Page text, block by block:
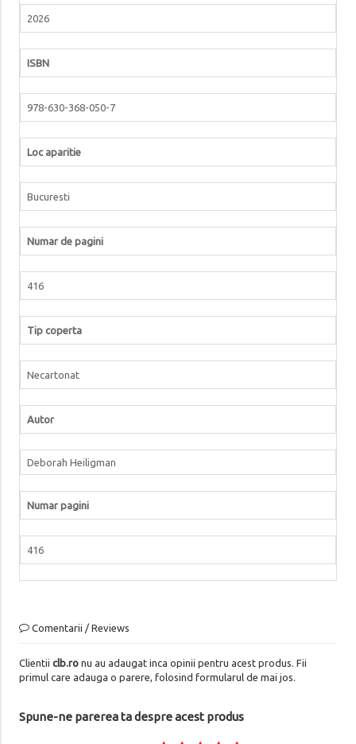
2026
ISBN
978-630-368-050-7
Loc aparitie
Bucuresti
Numar de pagini
416
Tip coperta
Necartonat
Autor
Deborah Heiligman
Numar pagini
416
Comentarii / Reviews
Clientii clb.ronu au adaugat inca opinii pentru acest produs. Fii
primul care adauga o parere, folosind formularul de mai jos.
Spune-ne parerea ta despre acest produs